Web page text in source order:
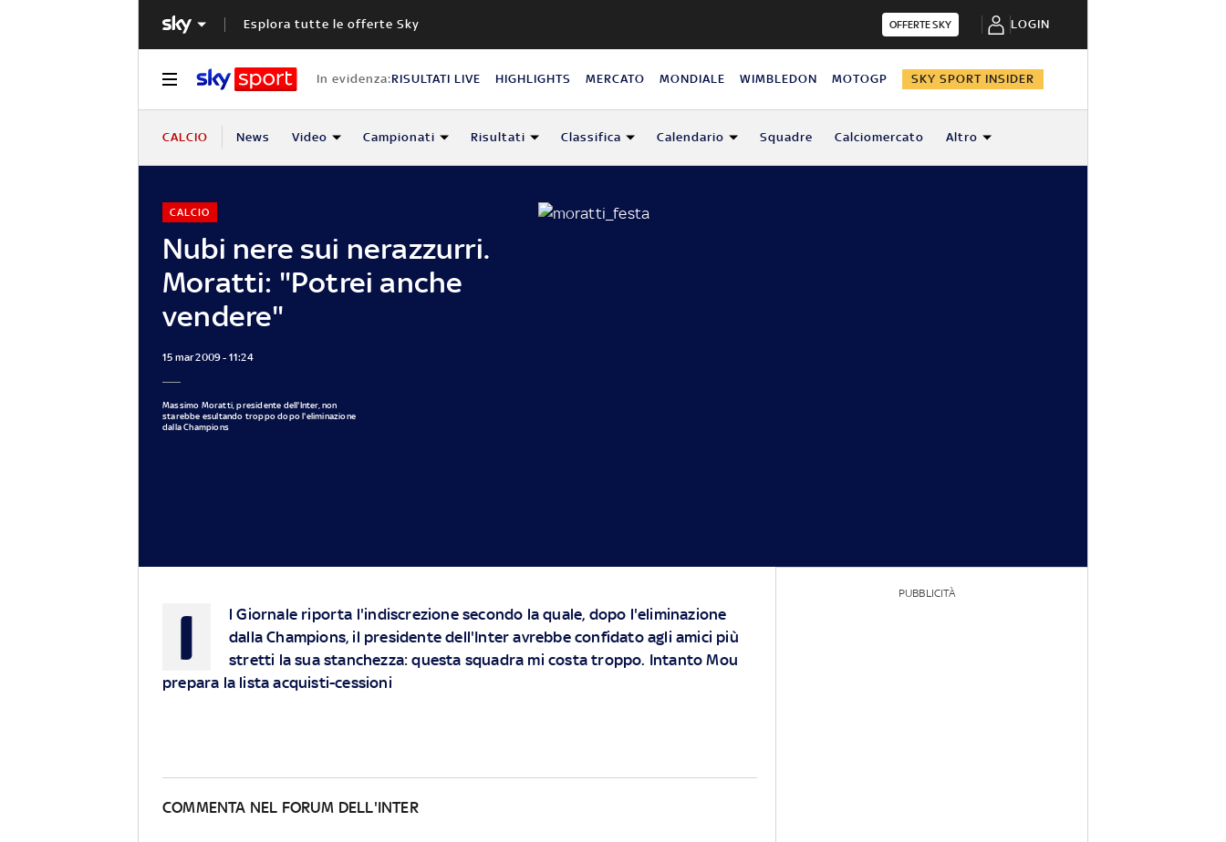
Esplora tutte le offerte Sky OFFERTE SKY LOGIN
In evidenza:RISULTATI LIVE HIGHLIGHTS MERCATO MONDIALE WIMBLEDON MOTOGP SKY SPORT INSIDER
CALCIO News Video Campionati Risultati Classifica Calendario Squadre Calciomercato Altro
Nubi nere sui nerazzurri.
Moratti: "Potrei anche
vendere"
CALCIO
15 mar 2009 - 11:24
Massimo Moratti, presidente dell'Inter, non
starebbe esultando troppo dopo l'eliminazione
dalla Champions
I
l Giornale riporta l'indiscrezione secondo la quale, dopo l'eliminazione
dalla Champions, il presidente dell'Inter avrebbe confidato agli amici più
stretti la sua stanchezza: questa squadra mi costa troppo. Intanto Mou
prepara la lista acquisti-cessioni
COMMENTA NEL FORUM DELL'INTER
PUBBLICITÀ